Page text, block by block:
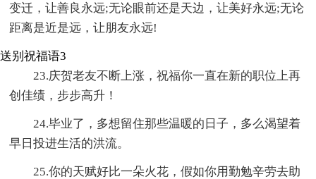
变迁，让善良永远;无论眼前还是天边，让美好永远;无论
距离是近是远，让朋友永远!
送别祝福语3
23.庆贺老友不断上涨，祝福你一直在新的职位上再
创佳绩，步步高升！
24.毕业了，多想留住那些温暖的日子，多么渴望着
早日投进生活的洪流。
25.你的天赋好比一朵火花，假如你用勤勉辛劳去助